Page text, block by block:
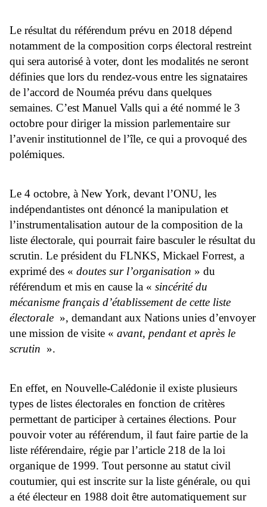
Le résultat du référendum prévu en 2018 dépend
notamment de la composition corps électoral restreint
qui sera autorisé à voter, dont les modalités ne seront
définies que lors du rendez-vous entre les signataires
de l’accord de Nouméa prévu dans quelques
semaines. C’est Manuel Valls qui a été nommé le 3
octobre pour diriger la mission parlementaire sur
l’avenir institutionnel de l’île, ce qui a provoqué des
polémiques.
Le 4 octobre, à New York, devant l’ONU, les
indépendantistes ont dénoncé la manipulation et
l’instrumentalisation autour de la composition de la
liste électorale, qui pourrait faire basculer le résultat du
scrutin. Le président du FLNKS, Mickael Forrest, a
exprimé des « doutes sur l’organisation » du
référendum et mis en cause la « sincérité du
mécanisme français d’établissement de cette liste
électorale », demandant aux Nations unies d’envoyer
une mission de visite « avant, pendant et après le
scrutin ».
En effet, en Nouvelle-Calédonie il existe plusieurs
types de listes électorales en fonction de critères
permettant de participer à certaines élections. Pour
pouvoir voter au référendum, il faut faire partie de la
liste référendaire, régie par l’article 218 de la loi
organique de 1999. Tout personne au statut civil
coutumier, qui est inscrite sur la liste générale, ou qui
a été électeur en 1988 doit être automatiquement sur